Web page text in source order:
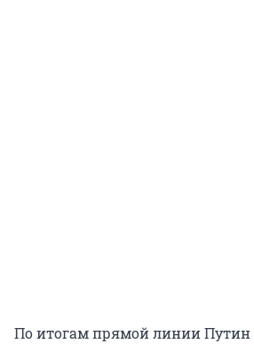
По итогам прямой линии Путин